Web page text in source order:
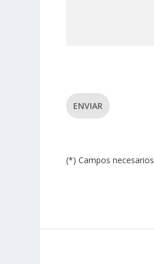
ENVIAR
(*) Campos necesarios